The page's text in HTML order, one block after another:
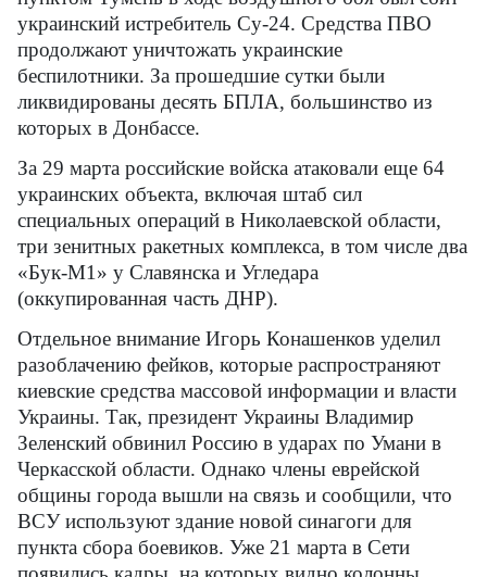
украинский истребитель Су-24. Средства ПВО
продолжают уничтожать украинские
беспилотники. За прошедшие сутки были
ликвидированы десять БПЛА, большинство из
которых в Донбассе.
За 29 марта российские войска атаковали еще 64
украинских объекта, включая штаб сил
специальных операций в Николаевской области,
три зенитных ракетных комплекса, в том числе два
«Бук-М1» у Славянска и Угледара
(оккупированная часть ДНР).
Отдельное внимание Игорь Конашенков уделил
разоблачению фейков, которые распространяют
киевские средства массовой информации и власти
Украины. Так, президент Украины Владимир
Зеленский обвинил Россию в ударах по Умани в
Черкасской области. Однако члены еврейской
общины города вышли на связь и сообщили, что
ВСУ используют здание новой синагоги для
пункта сбора боевиков. Уже 21 марта в Сети